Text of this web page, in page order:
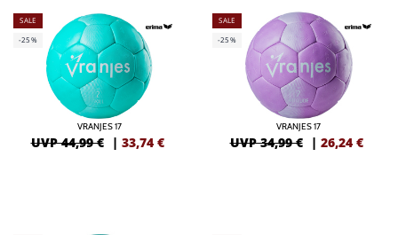
SALE
-25%
VRANJES 17
UVP 44,99 € | 33,74 €
SALE
-25%
VRANJES 17
UVP 34,99 € | 26,24 €